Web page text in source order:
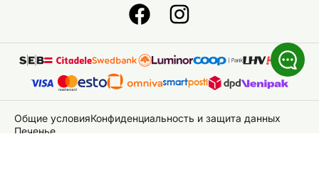
Общие условияКонфиденциальность и защита данных
Печенье